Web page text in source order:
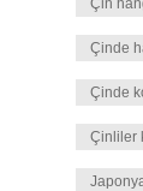
Çin
Çinde
Çinde
Çinliler